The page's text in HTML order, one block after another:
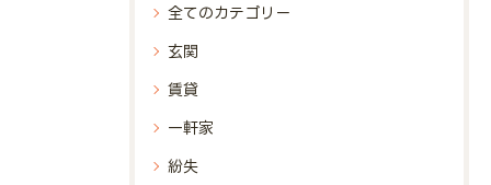
全てのカテゴリー
玄関
賃貸
一軒家
紛失